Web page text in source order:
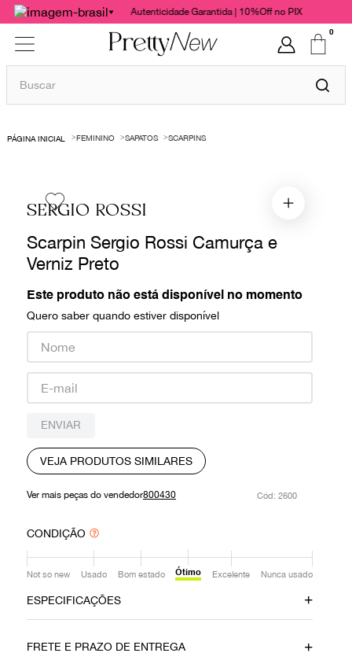
Autenticidade Garantida | 10%Off no PIX
0
Buscar
FEMININO SAPATOS SCARPINS
SERGIO ROSSI
Scarpin Sergio Rossi Camurça e
Verniz Preto
Este produto não está disponível no momento
Quero saber quando estiver disponível
ENVIAR
VEJA PRODUTOS SIMILARES
Ver mais peças do vendedor800430 : 2600
CONDIÇÃO
Not so new Usado Bom estado Ótimo Excelente Nunca usado
ESPECIFICAÇÕES
Couro Preto
FRETE E PRAZO DE ENTREGA
1º
bolsas
chanel
vestido
paula raia
burberry
prada
louis vuitton